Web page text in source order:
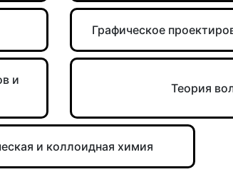
Графическое
и
Теория
и коллоидная химия